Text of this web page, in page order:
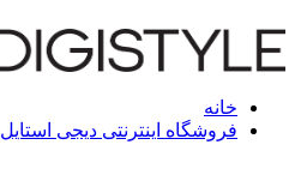
خانه
فروشگاه اینترنتی دیجی استایل